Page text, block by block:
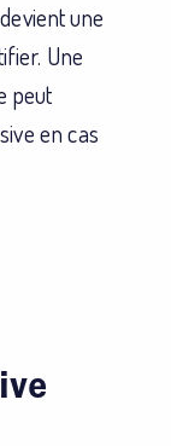
une
Une
peut
en cas